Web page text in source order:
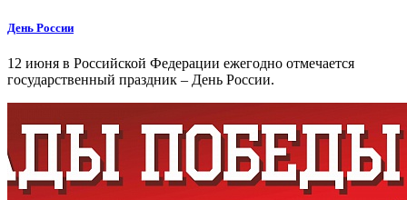
День России
12 июня в Российской Федерации ежегодно отмечается
государственный праздник – День России.